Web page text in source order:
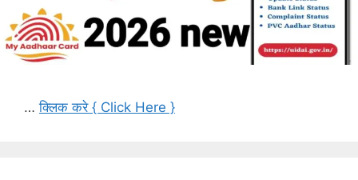
…क्लिक करे { Click Here }